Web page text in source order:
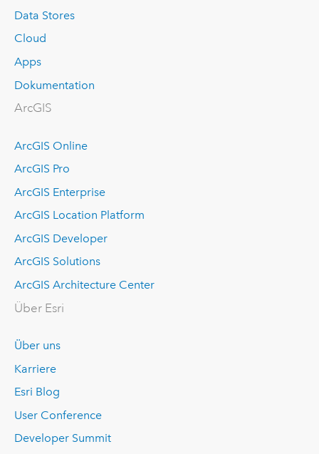
Data Stores
Cloud
Apps
Dokumentation
ArcGIS
ArcGIS Online
ArcGIS Pro
ArcGIS Enterprise
ArcGIS Location Platform
ArcGIS Developer
ArcGIS Solutions
ArcGIS Architecture Center
Über Esri
Über uns
Karriere
Esri Blog
User Conference
Developer Summit